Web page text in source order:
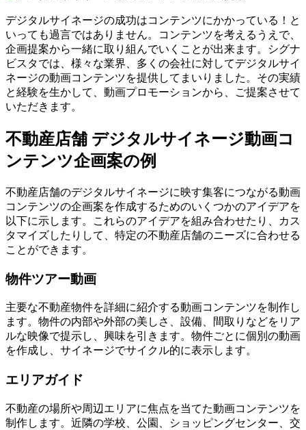
デジタルサイネージの成功はコンテンツにかかっている！と
いっても過言ではありません。コンテンツを考えるうえで、
企画提案から一緒に取り組んでいくことが出来ます。シグナ
ビスタでは、様々な業界、多くの会社に対してデジタルサイ
ネージの動画コンテンツを提供してまいりました。その実績
と経験を生かして、動画プロモーションから、ご提案させて
いただきます。
不動産店舗 デジタルサイネージ動画コ
ンテンツ企画案の例
不動産店舗のデジタルサイネージに映す集客につながる動画
コンテンツの企画案を作成するためのいくつかのアイデアを
以下に示します。これらのアイデアを組み合わせたり、カス
タマイズしたりして、特定の不動産店舗のニーズに合わせる
ことができます。
物件ツアー動画
主要な不動産物件を詳細に紹介する動画コンテンツを制作し
ます。物件の内部や外部の美しさ、設備、間取りなどをリア
ルな映像で提示し、興味を引きます。物件ごとに個別の動画
を作成し、サイネージでサイクル的に表示します。
エリアガイド
不動産の場所や周辺エリアに焦点を当てた動画コンテンツを
制作します。近隣の学校、公園、ショッピングセンター、交